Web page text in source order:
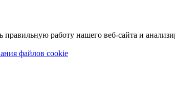
работу нашего веб-сайта и
файлов cookie